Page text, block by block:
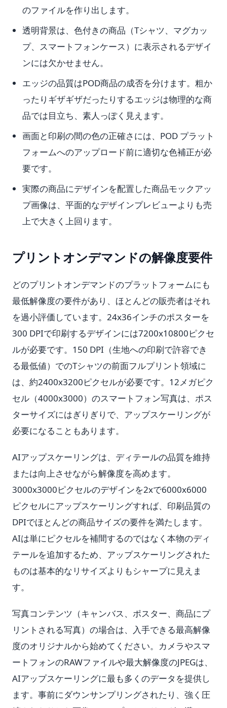
のファイルを作り出します。
透明背景は、色付きの商品（Tシャツ、マグカッ
プ、スマートフォンケース）に表示されるデザイ
ンには欠かせません。
エッジの品質はPOD商品の成否を分けます。粗か
ったりギザギザだったりするエッジは物理的な商
品では目立ち、素人っぽく見えます。
画面と印刷の間の色の正確さには、POD プラット
フォームへのアップロード前に適切な色補正が必
要です。
実際の商品にデザインを配置した商品モックアッ
プ画像は、平面的なデザインプレビューよりも売
上で大きく上回ります。
プリントオンデマンドの解像度要件
どのプリントオンデマンドのプラットフォームにも
最低解像度の要件があり、ほとんどの販売者はそれ
を過小評価しています。24x36インチのポスターを
300 DPIで印刷するデザインには7200x10800ピクセ
ルが必要です。150 DPI（生地への印刷で許容でき
る最低値）でのTシャツの前面フルプリント領域に
は、約2400x3200ピクセルが必要です。12メガピク
セル（4000x3000）のスマートフォン写真は、ポス
ターサイズにはぎりぎりで、アップスケーリングが
必要になることもあります。
AIアップスケーリングは、ディテールの品質を維持
または向上させながら解像度を高めます。
3000x3000ピクセルのデザインを2xで6000x6000
ピクセルにアップスケーリングすれば、印刷品質の
DPIでほとんどの商品サイズの要件を満たします。
AIは単にピクセルを補間するのではなく本物のディ
テールを追加するため、アップスケーリングされた
ものは基本的なリサイズよりもシャープに見えま
す。
写真コンテンツ（キャンバス、ポスター、商品にプ
リントされる写真）の場合は、入手できる最高解像
度のオリジナルから始めてください。カメラやスマ
ートフォンのRAWファイルや最大解像度のJPEGは、
AIアップスケーリングに最も多くのデータを提供し
ます。事前にダウンサンプリングされたり、強く圧